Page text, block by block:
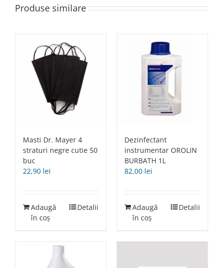
Produse similare
Masti Dr. Mayer 4
straturi negre cutie 50
buc
22,90 lei
Adaugă
în coș
Detalii
Dezinfectant
instrumentar OROLIN
BURBATH 1L
82,00 lei
Adaugă
în coș
Detalii